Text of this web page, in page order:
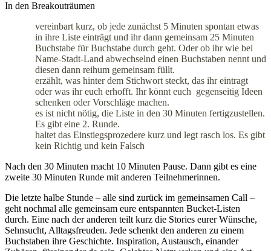
In den Breakouträumen
vereinbart kurz, ob jede zunächst 5 Minuten spontan etwas
in ihre Liste einträgt und ihr dann gemeinsam 25 Minuten
Buchstabe für Buchstabe durch geht. Oder ob ihr wie bei
Name-Stadt-Land abwechselnd einen Buchstaben nennt und
diesen dann reihum gemeinsam füllt.
erzählt, was hinter dem Stichwort steckt, das ihr eintragt
oder was ihr euch erhofft. Ihr könnt euch gegenseitig Ideen
schenken oder Vorschläge machen.
es ist nicht nötig, die Liste in den 30 Minuten fertigzustellen.
Es gibt eine 2. Runde.
haltet das Einstiegsprozedere kurz und legt rasch los. Es gibt
kein Richtig und kein Falsch
Nach den 30 Minuten macht 10 Minuten Pause. Dann gibt es eine
zweite 30 Minuten Runde mit anderen Teilnehmerinnen.
Die letzte halbe Stunde – alle sind zurück im gemeinsamen Call –
geht nochmal alle gemeinsam eure entspannten Bucket-Listen
durch. Eine nach der anderen teilt kurz die Stories eurer Wünsche,
Sehnsucht, Alltagsfreuden. Jede schenkt den anderen zu einem
Buchstaben ihre Geschichte. Inspiration, Austausch, einander